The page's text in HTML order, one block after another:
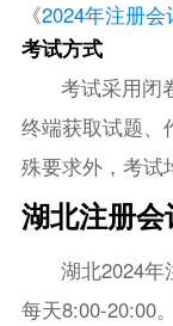
《2024年注册
考试方式
考试采用闭
终端获取试题、
殊要求外，考试
湖北注册
湖北2024年
每天8:00-20:00